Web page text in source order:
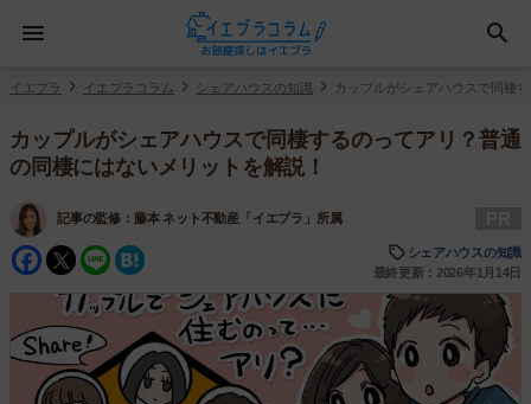
イエプラ イエプラコラム シェアハウスの知識 カップルがシェアハウスで同棲
カップルがシェアハウスで同棲するのってアリ？普通
の同棲にはないメリットを解説！
記事の監修： 藤本 ネット不動産「イエプラ」所属
Facebook
Twitter
Line
シェアハウスの知識
最終更新：2026年1月14日